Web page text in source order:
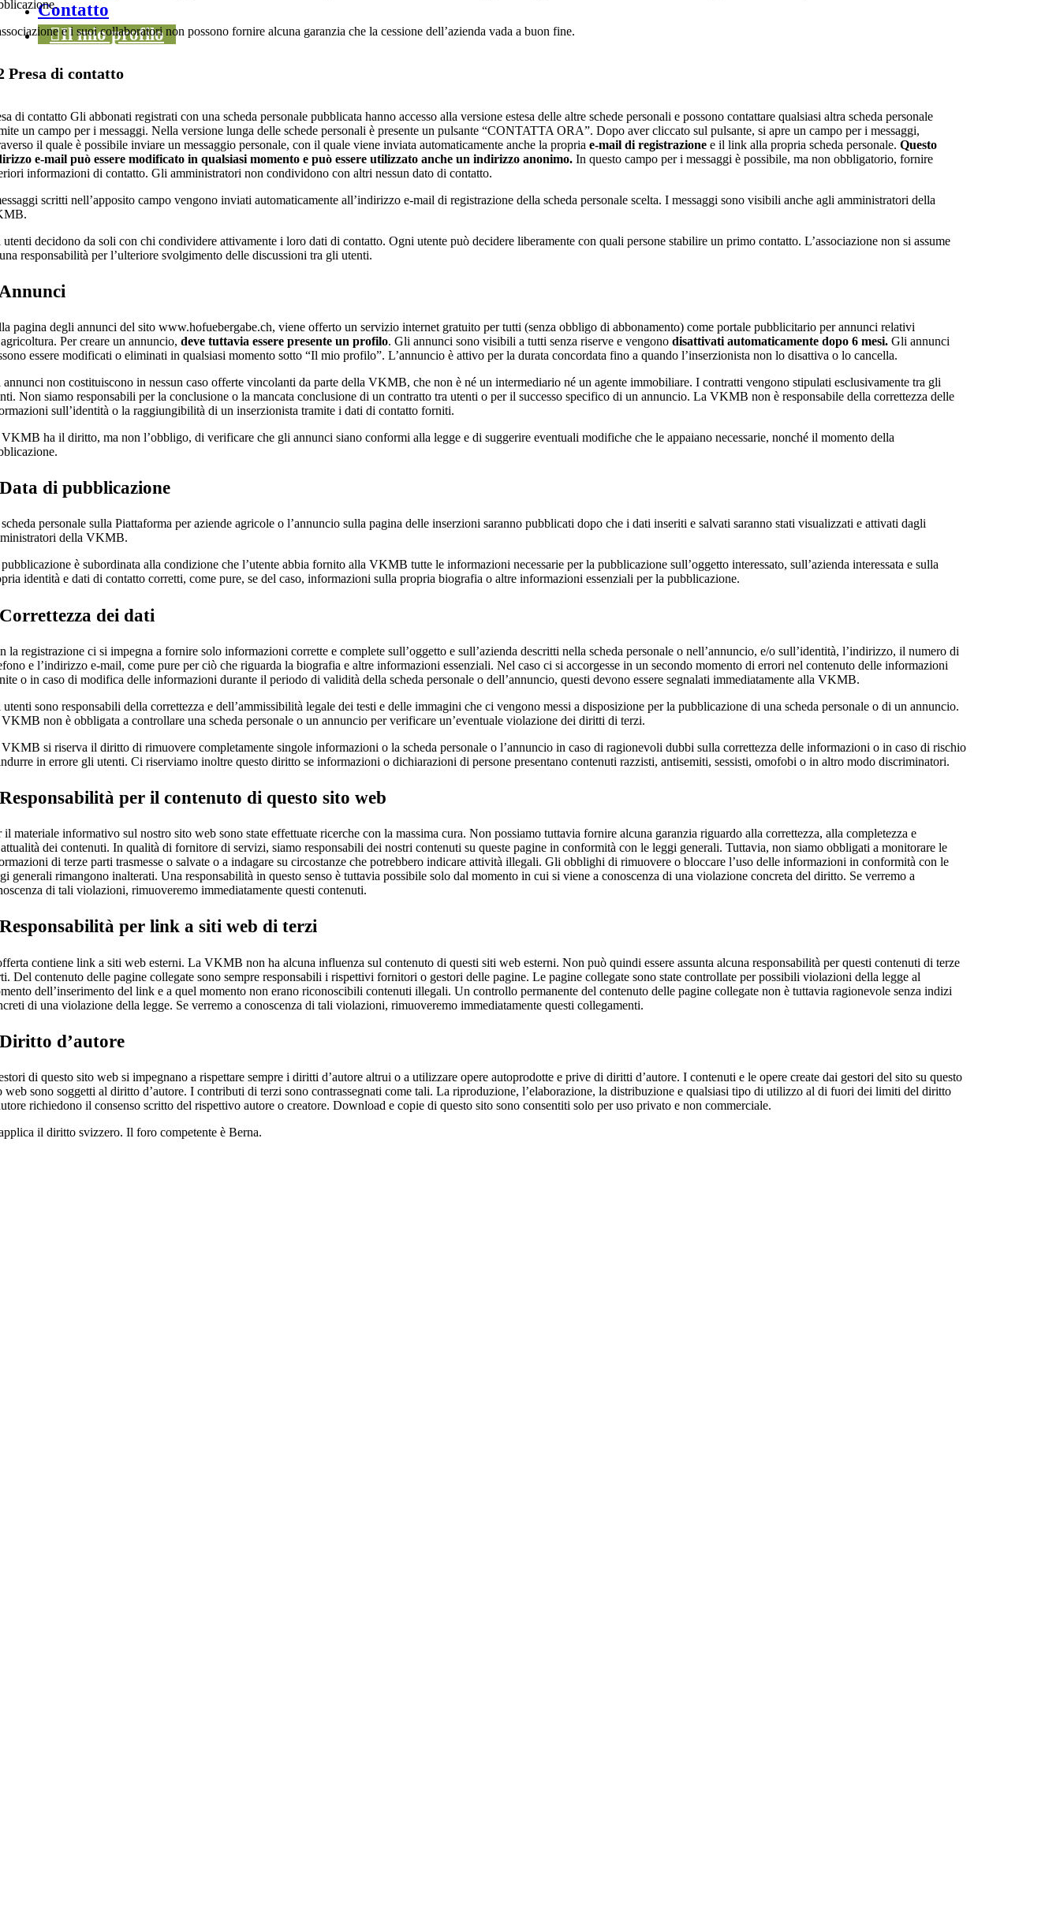
Contatto
Il mio profilo
e i suoi collaboratori non possono fornire alcuna garanzia che la cessione dell’azienda vada a buon fine.
Presa di contatto
di contatto Gli abbonati registrati con una scheda personale pubblicata hanno accesso alla versione estesa delle altre schede personali e possono contattare qualsiasi altra scheda personale
un campo per i messaggi. Nella versione lunga delle schede personali è presente un pulsante “CONTATTA ORA”. Dopo aver cliccato sul pulsante, si apre un campo per i messaggi,
il quale è possibile inviare un messaggio personale, con il quale viene inviata automaticamente anche la propriae-mail di registrazione e il link alla propria scheda personale.Questo
e-mail può essere modificato in qualsiasi momento e può essere utilizzato anche un indirizzo anonimo. In questo campo per i messaggi è possibile, ma non obbligatorio, fornire
informazioni di contatto. Gli amministratori non condividono con altri nessun dato di contatto.
scritti nell’apposito campo vengono inviati automaticamente all’indirizzo e-mail di registrazione della scheda personale scelta. I messaggi sono visibili anche agli amministratori della
decidono da soli con chi condividere attivamente i loro dati di contatto. Ogni utente può decidere liberamente con quali persone stabilire un primo contatto. L’associazione non si assume
responsabilità per l’ulteriore svolgimento delle discussioni tra gli utenti.
pagina degli annunci del sito www.hofuebergabe.ch, viene offerto un servizio internet gratuito per tutti (senza obbligo di abbonamento) come portale pubblicitario per annunci relativi
Per creare un annuncio,deve tuttavia essere presente un profilo. Gli annunci sono visibili a tutti senza riserve e vengonodisattivati automaticamente dopo 6 mesi. Gli annunci
essere modificati o eliminati in qualsiasi momento sotto “Il mio profilo”. L’annuncio è attivo per la durata concordata fino a quando l’inserzionista non lo disattiva o lo cancella.
non costituiscono in nessun caso offerte vincolanti da parte della VKMB, che non è né un intermediario né un agente immobiliare. I contratti vengono stipulati esclusivamente tra gli
Non siamo responsabili per la conclusione o la mancata conclusione di un contratto tra utenti o per il successo specifico di un annuncio. La VKMB non è responsabile della correttezza delle
sull’identità o la raggiungibilità di un inserzionista tramite i dati di contatto forniti.
ha il diritto, ma non l’obbligo, di verificare che gli annunci siano conformi alla legge e di suggerire eventuali modifiche che le appaiano necessarie, nonché il momento della
di pubblicazione
personale sulla Piattaforma per aziende agricole o l’annuncio sulla pagina delle inserzioni saranno pubblicati dopo che i dati inseriti e salvati saranno stati visualizzati e attivati dagli
della VKMB.
è subordinata alla condizione che l’utente abbia fornito alla VKMB tutte le informazioni necessarie per la pubblicazione sull’oggetto interessato, sull’azienda interessata e sulla
identità e dati di contatto corretti, come pure, se del caso, informazioni sulla propria biografia o altre informazioni essenziali per la pubblicazione.
dei dati
la registrazione ci si impegna a fornire solo informazioni corrette e complete sull’oggetto e sull’azienda descritti nella scheda personale o nell’annuncio, e/o sull’identità, l’indirizzo, il numero di
e l’indirizzo e-mail, come pure per ciò che riguarda la biografia e altre informazioni essenziali. Nel caso ci si accorgesse in un secondo momento di errori nel contenuto delle informazioni
o in caso di modifica delle informazioni durante il periodo di validità della scheda personale o dell’annuncio, questi devono essere segnalati immediatamente alla VKMB.
sono responsabili della correttezza e dell’ammissibilità legale dei testi e delle immagini che ci vengono messi a disposizione per la pubblicazione di una scheda personale o di un annuncio.
non è obbligata a controllare una scheda personale o un annuncio per verificare un’eventuale violazione dei diritti di terzi.
si riserva il diritto di rimuovere completamente singole informazioni o la scheda personale o l’annuncio in caso di ragionevoli dubbi sulla correttezza delle informazioni o in caso di rischio
in errore gli utenti. Ci riserviamo inoltre questo diritto se informazioni o dichiarazioni di persone presentano contenuti razzisti, antisemiti, sessisti, omofobi o in altro modo discriminatori.
per il contenuto di questo sito web
il materiale informativo sul nostro sito web sono state effettuate ricerche con la massima cura. Non possiamo tuttavia fornire alcuna garanzia riguardo alla correttezza, alla completezza e
dei contenuti. In qualità di fornitore di servizi, siamo responsabili dei nostri contenuti su queste pagine in conformità con le leggi generali. Tuttavia, non siamo obbligati a monitorare le
di terze parti trasmesse o salvate o a indagare su circostanze che potrebbero indicare attività illegali. Gli obblighi di rimuovere o bloccare l’uso delle informazioni in conformità con le
generali rimangono inalterati. Una responsabilità in questo senso è tuttavia possibile solo dal momento in cui si viene a conoscenza di una violazione concreta del diritto. Se verremo a
di tali violazioni, rimuoveremo immediatamente questi contenuti.
per link a siti web di terzi
contiene link a siti web esterni. La VKMB non ha alcuna influenza sul contenuto di questi siti web esterni. Non può quindi essere assunta alcuna responsabilità per questi contenuti di terze
Del contenuto delle pagine collegate sono sempre responsabili i rispettivi fornitori o gestori delle pagine. Le pagine collegate sono state controllate per possibili violazioni della legge al
dell’inserimento del link e a quel momento non erano riconoscibili contenuti illegali. Un controllo permanente del contenuto delle pagine collegate non è tuttavia ragionevole senza indizi
di una violazione della legge. Se verremo a conoscenza di tali violazioni, rimuoveremo immediatamente questi collegamenti.
d’autore
di questo sito web si impegnano a rispettare sempre i diritti d’autore altrui o a utilizzare opere autoprodotte e prive di diritti d’autore. I contenuti e le opere create dai gestori del sito su questo
web sono soggetti al diritto d’autore. I contributi di terzi sono contrassegnati come tali. La riproduzione, l’elaborazione, la distribuzione e qualsiasi tipo di utilizzo al di fuori dei limiti del diritto
richiedono il consenso scritto del rispettivo autore o creatore. Download e copie di questo sito sono consentiti solo per uso privato e non commerciale.
il diritto svizzero. Il foro competente è Berna.